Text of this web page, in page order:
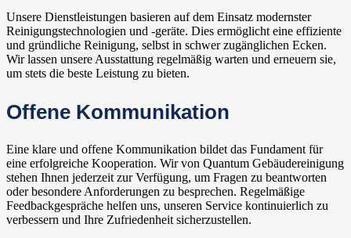
Unsere Dienstleistungen basieren auf dem Einsatz modernster
Reinigungstechnologien und -geräte. Dies ermöglicht eine effiziente
und gründliche Reinigung, selbst in schwer zugänglichen Ecken.
Wir lassen unsere Ausstattung regelmäßig warten und erneuern sie,
um stets die beste Leistung zu bieten.
Offene Kommunikation
Eine klare und offene Kommunikation bildet das Fundament für
eine erfolgreiche Kooperation. Wir von Quantum Gebäudereinigung
stehen Ihnen jederzeit zur Verfügung, um Fragen zu beantworten
oder besondere Anforderungen zu besprechen. Regelmäßige
Feedbackgespräche helfen uns, unseren Service kontinuierlich zu
verbessern und Ihre Zufriedenheit sicherzustellen.